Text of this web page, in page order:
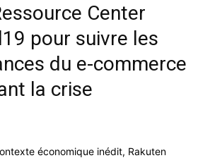
Center
pour suivre les
du e-commerce
la crise
économique inédit, Rakuten